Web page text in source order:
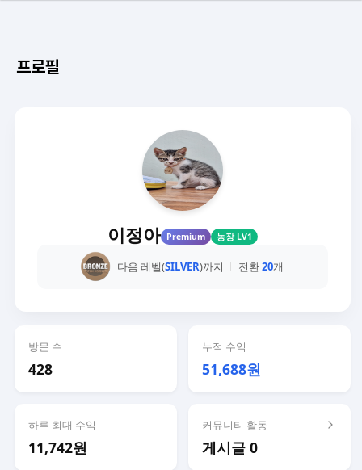
프로필
이정아 Premium 농장 LV1
다음 레벨(SILVER)까지 전환20개
방문 수
428
누적 수익
51,688원
하루 최대 수익
11,742원
커뮤니티 활동
게시글 0